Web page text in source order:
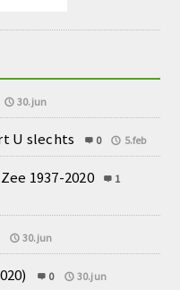
30.jun
U slechts 0 5.feb
1937-2020
1
30.jun
0 30.jun